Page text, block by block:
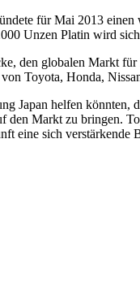
für Mai 2013
Unzen Platin wird
den globalen Markt
Toyota, Honda,
Japan helfen
den Markt zu bringen.
eine sich verstärkende